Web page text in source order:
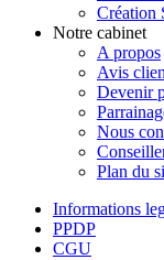
Création
Notre cabinet
A propos
Avis
Devenir
Nous
Plan du
Informations
PPDP
CGU